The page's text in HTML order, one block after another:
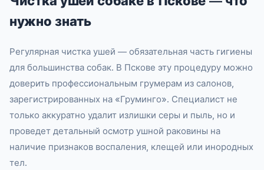
нужно знать
Регулярная чистка ушей — обязательная часть гигиены
для большинства собак. В Пскове эту процедуру можно
доверить профессиональным грумерам из салонов,
зарегистрированных на «Груминго». Специалист не
только аккуратно удалит излишки серы и пыль, но и
проведет детальный осмотр ушной раковины на
наличие признаков воспаления, клещей или инородных
тел.